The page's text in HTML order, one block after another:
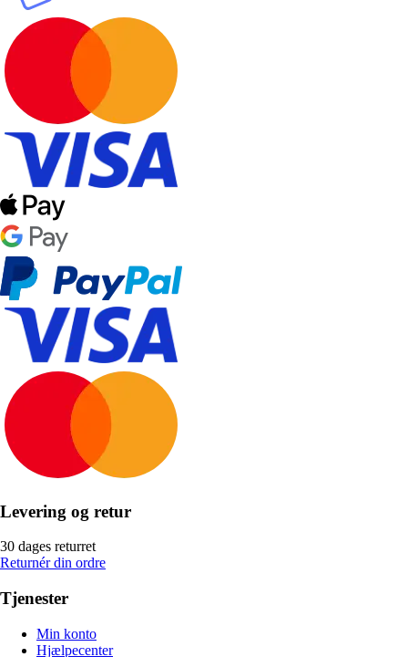
Levering og retur
30 dages returret
Returnér din ordre
Tjenester
Min konto
Hjælpecenter